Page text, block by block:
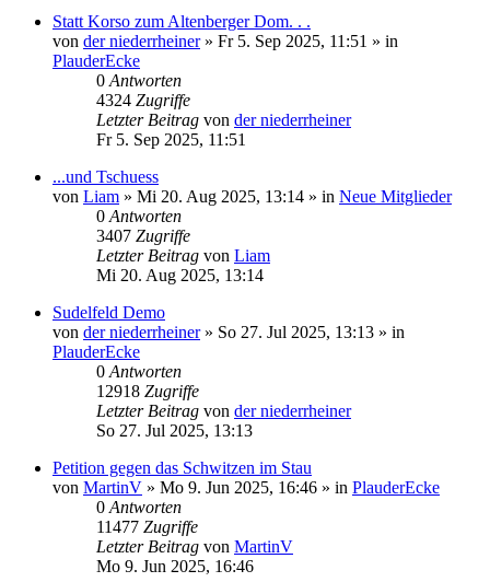
Statt Korso zum Altenberger Dom. . .
von der niederrheiner» Fr 5. Sep 2025, 11:51 » in
PlauderEcke
0 Antworten
4324 Zugriffe
Letzter Beitrag von der niederrheiner
Fr 5. Sep 2025, 11:51
...und Tschuess
von Liam » Mi 20. Aug 2025, 13:14 » in Neue Mitglieder
0 Antworten
3407 Zugriffe
Letzter Beitrag von Liam
Mi 20. Aug 2025, 13:14
Sudelfeld Demo
von der niederrheiner» So 27. Jul 2025, 13:13 » in
PlauderEcke
0 Antworten
12918 Zugriffe
Letzter Beitrag von der niederrheiner
So 27. Jul 2025, 13:13
Petition gegen das Schwitzen im Stau
von MartinV » Mo 9. Jun 2025, 16:46 » in PlauderEcke
0 Antworten
11477 Zugriffe
Letzter Beitrag von MartinV
Mo 9. Jun 2025, 16:46